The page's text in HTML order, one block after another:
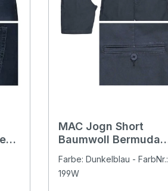
MAC Jogn Short
Baumwoll Bermuda
Farbe: Dunkelblau - FarbNr.:
199W